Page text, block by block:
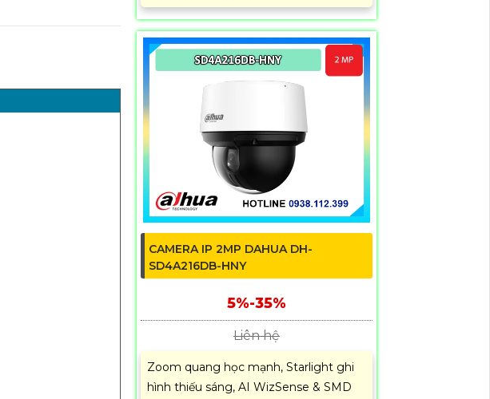
CAMERA IP 2MP DAHUA DH-
SD4A216DB-HNY
5%-35%
Liên hệ
Zoom quang học mạnh, Starlight ghi
hình thiếu sáng, AI WizSense & SMD